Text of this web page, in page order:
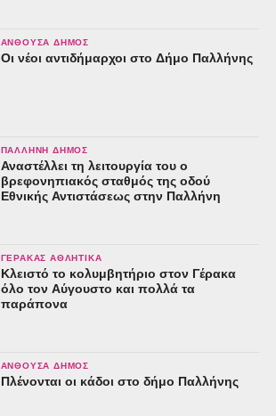
ΑΝΘΟΎΣΑ ΔΉΜΟΣ
Οι νέοι αντιδήμαρχοι στο Δήμο Παλλήνης
ΠΑΛΛΉΝΗ ΔΉΜΟΣ
Αναστέλλει τη λειτουργία του ο
βρεφονηπιακός σταθμός της οδού
Εθνικής Αντιστάσεως στην Παλλήνη
ΓΈΡΑΚΑΣ ΑΘΛΗΤΙΚΆ
Κλειστό το κολυμβητήριο στον Γέρακα
όλο τον Αύγουστο και πολλά τα
παράπονα
ΑΝΘΟΎΣΑ ΔΉΜΟΣ
Πλένονται οι κάδοι στο δήμο Παλλήνης